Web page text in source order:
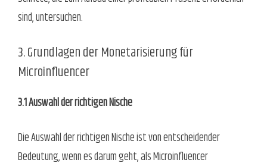
sind, untersuchen.
3. Grundlagen der Monetarisierung für
Microinfluencer
3.1 Auswahl der richtigen Nische
Die Auswahl der richtigen Nische ist von entscheidender
Bedeutung, wenn es darum geht, als Microinfluencer